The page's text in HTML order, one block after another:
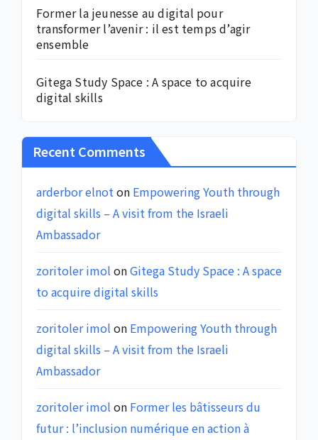
Former la jeunesse au digital pour
transformer l’avenir : il est temps d’agir
ensemble
Gitega Study Space : A space to acquire
digital skills
Recent Comments
arderbor elnoton Empowering Youth through
digital skills – A visit from the Israeli
Ambassador
zoritoler imol onGitega Study Space : A space
to acquire digital skills
zoritoler imol on Empowering Youth through
digital skills – A visit from the Israeli
Ambassador
zoritoler imol on Former les bâtisseurs du
futur : l’inclusion numérique en action à